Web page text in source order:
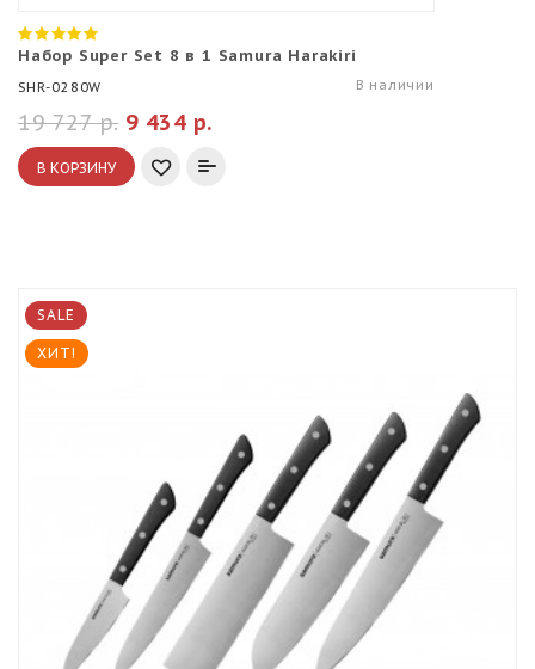
Набор Super Set 8 в 1 Samura Harakiri
SHR-0280W В наличии
9 434 р.
19 727 р.
В КОРЗИНУ
SALE
ХИТ!